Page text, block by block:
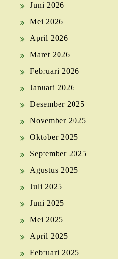
Juni 2026
Mei 2026
April 2026
Maret 2026
Februari 2026
Januari 2026
Desember 2025
November 2025
Oktober 2025
September 2025
Agustus 2025
Juli 2025
Juni 2025
Mei 2025
April 2025
Februari 2025